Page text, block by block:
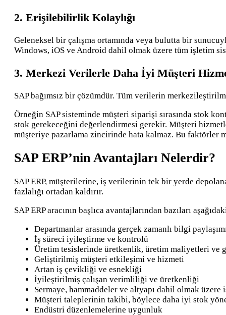
2. Erişilebilirlik Kolaylığı
Geleneksel bir çalışma ortamında veya bulutta bir
Windows, iOS ve Android dahil olmak üzere tüm işletim
3. Merkezi Verilerle Daha İyi Müşteri
SAP bağımsız bir çözümdür. Tüm verilerin
Örneğin SAP sisteminde müşteri siparişi sırasında stok
stok gerekeceğini değerlendirmesi gerekir. Müşteri
müşteriye pazarlama zincirinde hata kalmaz. Bu faktörler
SAP ERP’nin Avantajları Nelerdir?
SAP ERP, müşterilerine, iş verilerinin tek bir yerde
fazlalığı ortadan kaldırır.
SAP ERP aracının başlıca avantajlarından bazıları
Departmanlar arasında gerçek zamanlı bilgi
İş süreci iyileştirme ve kontrolü
Üretim tesislerinde üretkenlik, üretim maliyetleri ve
Geliştirilmiş müşteri etkileşimi ve hizmeti
Artan iş çevikliği ve esnekliği
İyileştirilmiş çalışan verimliliği ve üretkenliği
Sermaye, hammaddeler ve altyapı dahil olmak
Müşteri taleplerinin takibi, böylece daha iyi stok
Endüstri düzenlemelerine uygunluk